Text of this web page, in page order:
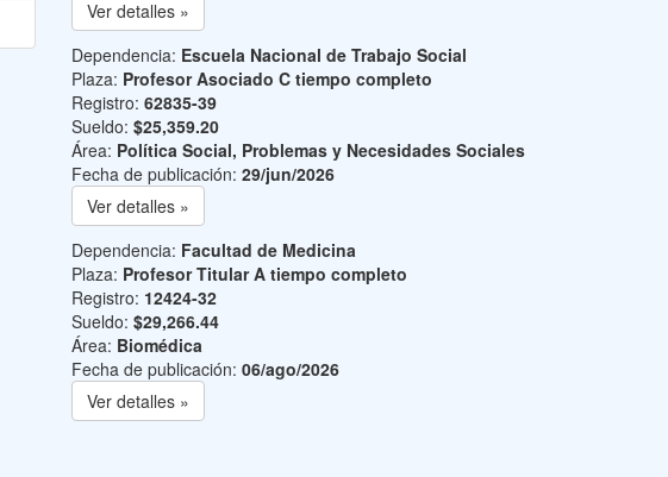
Ver detalles »
Dependencia: Escuela Nacional de Trabajo Social
Plaza: Profesor Asociado C tiempo completo
Registro: 62835-39
Sueldo: $25,359.20
Área: Política Social, Problemas y Necesidades Sociales
Fecha de publicación: 29/jun/2026
Ver detalles »
Dependencia: Facultad de Medicina
Plaza: Profesor Titular A tiempo completo
Registro: 12424-32
Sueldo: $29,266.44
Área: Biomédica
Fecha de publicación: 06/ago/2026
Ver detalles »